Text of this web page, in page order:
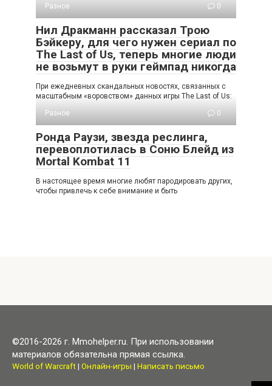
Разное
0
Нил Дракманн рассказал Трою
Бэйкеру, для чего нужен сериал по
The Last of Us, теперь многие люди
не возьмут в руки геймпад никогда
При ежедневных скандальных новостях, связанных с
масштабным «воровством» данных игры The Last of Us:
Разное
0
Ронда Раузи, звезда реслинга,
перевоплотилась в Соню Блейд из
Mortal Kombat 11
В настоящее время многие любят пародировать других,
чтобы привлечь к себе внимание и быть
©2016-2026 г. Mmohelper.ru. При использовании
материалов обязательна прямая ссылка.
World of Warcraft| Онлайн-игры | Написать письмо